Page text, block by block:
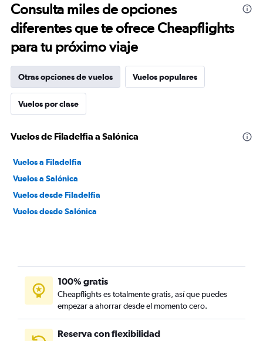
Consulta miles de opciones
diferentes que te ofrece Cheapflights
para tu próximo viaje
Otras opciones de vuelos Vuelos populares
Vuelos por clase
Vuelos de Filadelfia a Salónica
Vuelos a Filadelfia
Vuelos a Salónica
Vuelos desde Filadelfia
Vuelos desde Salónica
100% gratis
Cheapflights es totalmente gratis, así que puedes
empezar a ahorrar desde el momento cero.
Reserva con flexibilidad